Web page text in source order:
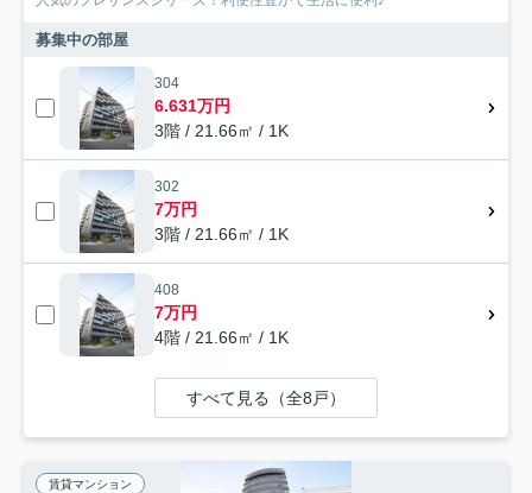
募集中の部屋
304
6.631万円
3階 / 21.66㎡ / 1K
302
7万円
3階 / 21.66㎡ / 1K
408
7万円
4階 / 21.66㎡ / 1K
すべて見る（全8戸）
賃貸マンション